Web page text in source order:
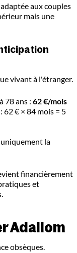
aux couples
mais une
vivant à l'étranger.
78 ans : 62 €/mois
62 € × 84 mois = 5
la
financièrement
et
Adallom
obsèques.